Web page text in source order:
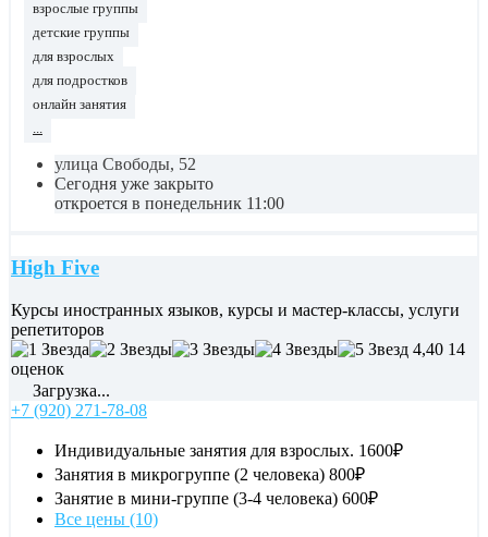
взрослые группы
детские группы
для взрослых
для подростков
онлайн занятия
...
улица Свободы, 52
Сегодня уже закрыто
откроется в понедельник 11:00
High Five
Курсы иностранных языков, курсы и мастер-классы, услуги
репетиторов
4,40 14
оценок
Загрузка...
+7 (920) 271-78-08
Индивидуальные занятия для взрослых. 1600₽
Занятия в микрогруппе (2 человека) 800₽
Занятие в мини-группе (3-4 человека) 600₽
Все цены (10)